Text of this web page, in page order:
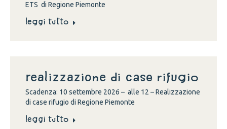
ETS di Regione Piemonte
Leggi tutto
Realizzazione di case rifugio
Scadenza: 10 settembre 2026 – alle 12 – Realizzazione
di case rifugio di Regione Piemonte
Leggi tutto